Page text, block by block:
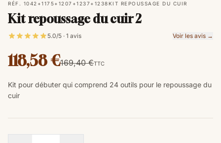
RÉF. 1042+1175+1207+1237+1238 KIT REPOUSSAGE DU CUIR
Kit repoussage du cuir 2
5.0/5 · 1 avis Voir les avis →
118,58 €169,40 €TTC
Kit pour débuter qui comprend 24 outils pour le repoussage du
cuir